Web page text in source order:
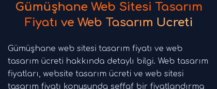
Gümüşhane Web Sitesi Tasarım
Fiyatı ve Web Tasarım Ücreti
Gümüşhane web sitesi tasarım fiyatı ve web
tasarım ücreti hakkında detaylı bilgi. Web tasarım
fiyatları, website tasarım ücreti ve web sitesi
tasarım fiyatı konusunda şeffaf bir fiyatlandırma